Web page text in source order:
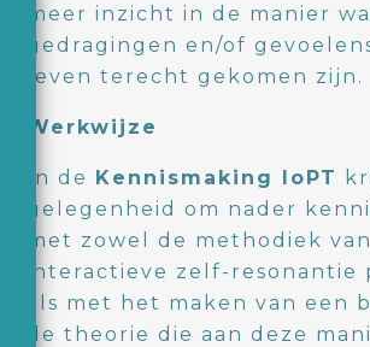
meer inzicht in de manier
gedragingen en/of
leven terecht gekomen zijn.
Werkwijze
In de Kennismaking IoPT
gelegenheid om nader
met zowel de methodiek van
interactieve zelf-resonantie
als met het maken van een
de theorie die aan deze